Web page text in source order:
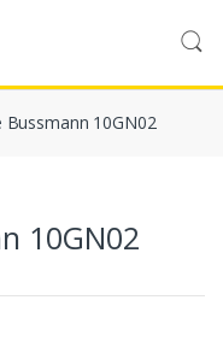
Bussmann 10GN02
10GN02